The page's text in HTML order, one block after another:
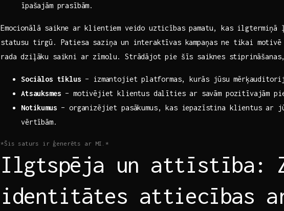
īpašajām prasībām.
Emocionālā saikne ar⁢ klientiem veido uzticības pamatu, kas
statusu tirgū. ‌Patiesa saziņa un interaktīvas‌ kampaņas ne tikai‍
rada dziļāku saikni ar zīmolu. Strādājot pie šīs⁤ saiknes
Sociālos tīklus – izmantojiet ⁣platformas, ⁣kurās jūsu
Atsauksmes – motivējiet klientus dalīties ar ‌savām pozitīvajām
Notikumus –​ organizējiet pasākumus, kas iepazīstina klientus ar
vērtībām.
*Šis⁣ saturs ir ģenerēts ar MI.*
Ilgtspēja un ‌attīstība:
identitātes attiecības